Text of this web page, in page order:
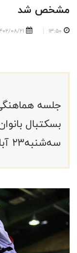
مشخص شد
13:50
08/21
جلسه
بسکتبال
سه‌شنبه۲۳ آبان۱۴۰۲ برگزار خواهد شد.